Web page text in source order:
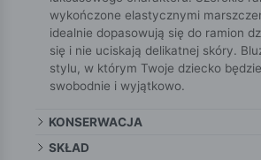
wykończone elastycznymi
idealnie dopasowują się do ramion
się i nie uciskają delikatnej skóry.
stylu, w którym Twoje dziecko będzie
swobodnie i wyjątkowo.
KONSERWACJA
SKŁAD